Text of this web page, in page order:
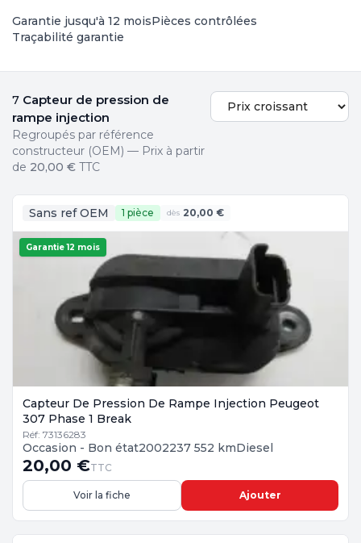
Garantie jusqu'à 12 moisPièces contrôlées
Traçabilité garantie
7 Capteur de pression de
rampe injection
Regroupés par référence
constructeur (OEM) — Prix à partir
de 20,00 € TTC
Sans ref OEM 1 pièce dès 20,00 €
Garantie 12 mois
Capteur De Pression De Rampe Injection Peugeot
307 Phase 1 Break
Réf: 73136283
Occasion - Bon état2002237 552 kmDiesel
20,00 €TTC
Voir la fiche Ajouter